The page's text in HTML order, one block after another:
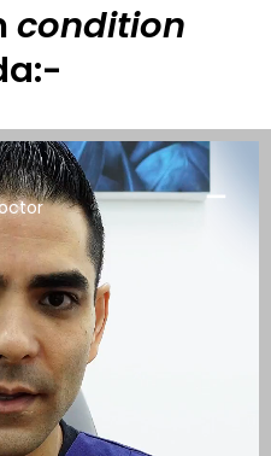
condition